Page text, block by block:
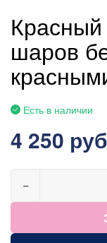
Красный
шаров
Есть в наличии
4 250
−